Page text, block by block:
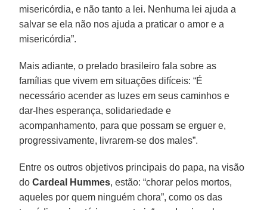
misericórdia, e não tanto a lei. Nenhuma lei ajuda a
salvar se ela não nos ajuda a praticar o amor e a
misericórdia”.
Mais adiante, o prelado brasileiro fala sobre as
famílias que vivem em situações difíceis: “É
necessário acender as luzes em seus caminhos e
dar-lhes esperança, solidariedade e
acompanhamento, para que possam se erguer e,
progressivamente, livrarem-se dos males”.
Entre os outros objetivos principais do papa, na visão
do Cardeal Hummes, estão: “chorar pelos mortos,
aqueles por quem ninguém chora”, como os das